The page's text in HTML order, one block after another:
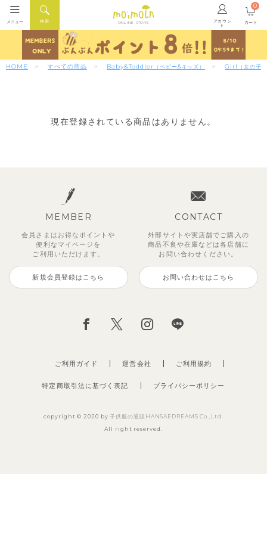
ONLINE STORE アカウン
ト
検索
メニュー カート
0
HOME すべての商品 Baby&Toddler （ベビー&キッズ） Girl （女の子）
現在登録されている商品はありません。
MEMBER
会員さまはお得なポイントや
便利な マイページを
ご利用いただけます。
新規会員登録はこちら
CONTACT
外部サイトや実店舗でご購入の
商品不良や在庫などは各店舗に
お問い合わせください。
お問い合わせはこちら
ご利用ガイド 運営会社
特定商取引法に基づく表記 プライバシーポリシー
ご利用規約
copyright © 2020 by子供服の通販HANSAEDREAMS Co.,Ltd.
All right reserved.